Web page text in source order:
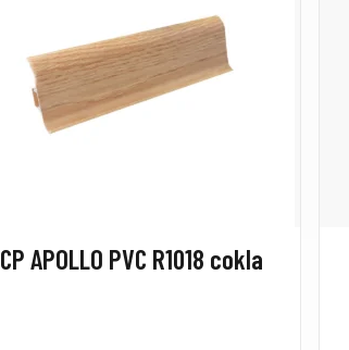
CP APOLLO PVC R1018 cokla